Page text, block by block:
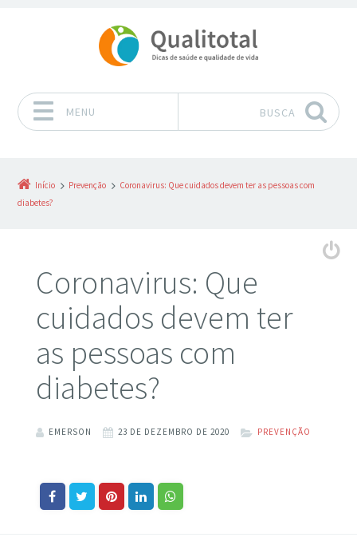
MENU BUSCA
Início Prevenção
Coronavirus: Que cuidados devem ter as pessoas com
diabetes?
Coronavirus: Que
cuidados devem ter
as pessoas com
diabetes?
EMERSON 23 DE DEZEMBRO DE 2020 PREVENÇÃO